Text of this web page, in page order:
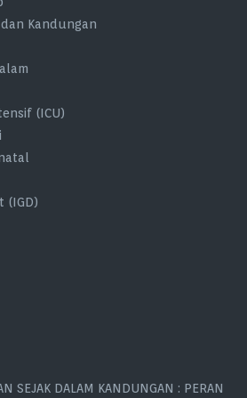
Kandungan
(ICU)
(IGD)
SEJAK DALAM KANDUNGAN : PERAN